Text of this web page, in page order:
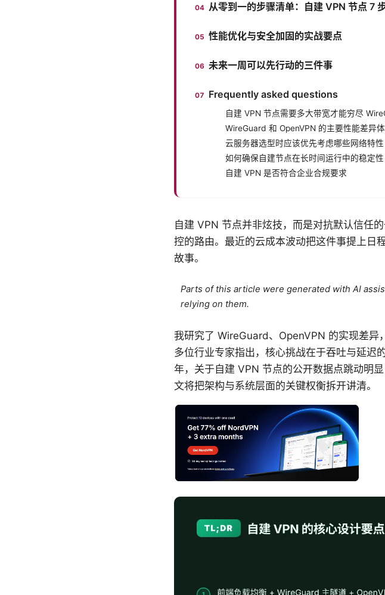
从零到一的步骤清单：自建 VPN 节点 7
性能优化与安全加固的实战要点
未来一周可以先行动的三件事
Frequently asked questions
自建 VPN 节点需要多大带宽才能穷尽
WireGuard 和 OpenVPN 的主要性能差异
云服务器选型时应该优先考虑哪些网络特性
如何确保自建节点在长时间运行中的稳定性
自建 VPN 是否符合企业合规要求
自建 VPN 节点并非炫技，而是对抗默认信任
控的路由。最近的云成本波动把这件事提上日
故事。
Parts of this article were generated with AI
relying on them.
我研究了 WireGuard、OpenVPN 的实现差异
多位行业专家指出，核心挑战在于吞吐与延
年，关于自建 VPN 节点的公开数据点跳动明
文将把架构与系统层面的关键权衡拆开讲清。